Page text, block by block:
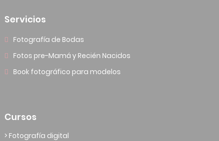
Servicios
Fotografía de Bodas
Fotos pre-Mamá y Recién Nacidos
Book fotográfico para modelos
Cursos
> Fotografía digital